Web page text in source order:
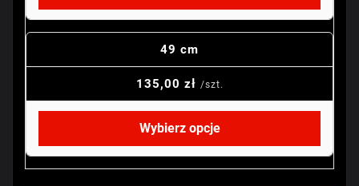
49 cm
135,00 zł /szt.
Wybierz opcje